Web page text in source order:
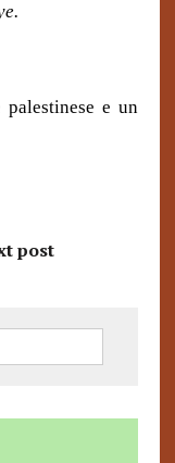
palestinese e un
post